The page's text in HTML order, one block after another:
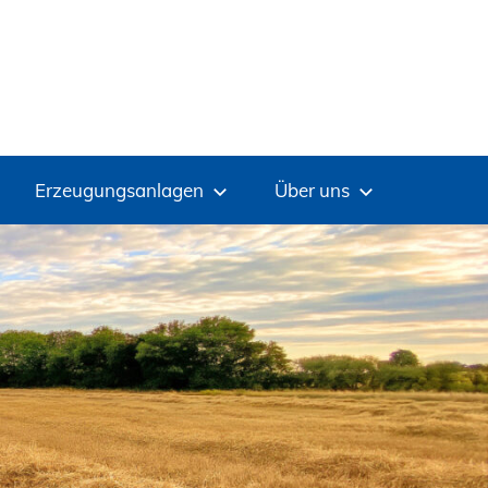
Erzeugungsanlagen Über uns